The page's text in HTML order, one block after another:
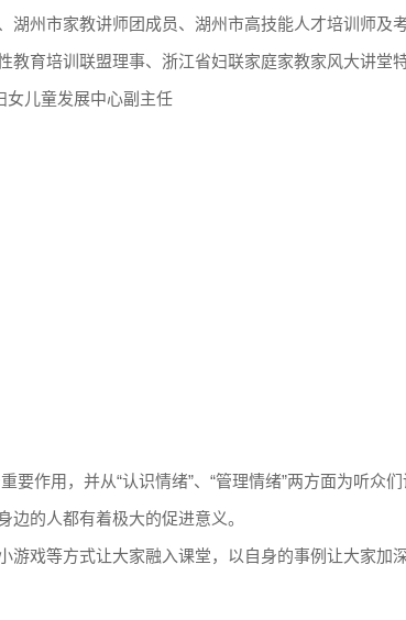
州市家教讲师团成员、湖州市高技能人才培训师及
教育培训联盟理事、浙江省妇联家庭家教家风大讲堂
女儿童发展中心副主任
作用，并从“认识情绪”、“管理情绪”两方面为听众们
的人都有着极大的促进意义。
游戏等方式让大家融入课堂，以自身的事例让大家加